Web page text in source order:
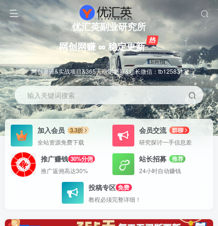
优汇英副业研究所
网创网赚 ∞ 稳定更新
网创资源&实战项目&365天稳定更新&站长微信：tb1258313
输入关键词搜索
加入会员
3.3折
全站资源免费下载
会员交流
群聊
研究探讨一手信息差
推广赚钱 30%分佣
推广返佣高达30%
站长招募
推荐
24小时自动赚钱
投稿专区 免费
教程必须完整详细！